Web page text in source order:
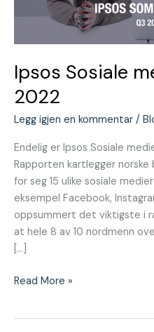
Ipsos Sosiale
2022
Legg igjen en kommentar /
Endelig er Ipsos Sosiale
Rapporten kartlegger
for seg 15 ulike sosiale
eksempel Facebook,
oppsummert det viktigste i
at hele 8 av 10 nordmenn
[…]
Read More »